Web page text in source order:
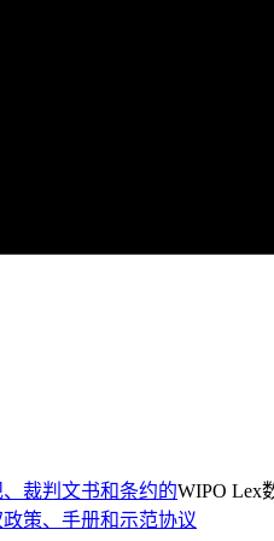
裁判文书和条约的WIPO Lex
策、手册和示范协议